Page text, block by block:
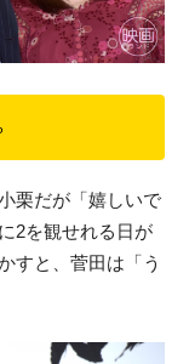
栗だが「嬉しいで
2を観せれる日が
すと、菅田は「う